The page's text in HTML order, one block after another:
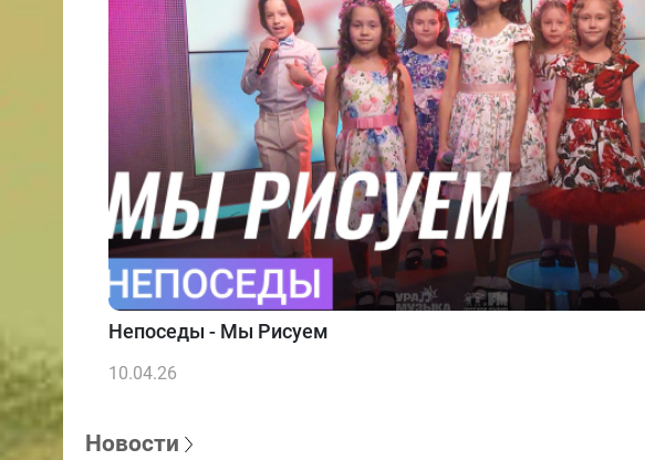
Непоседы - Мы Рисуем
10.04.26
Новости